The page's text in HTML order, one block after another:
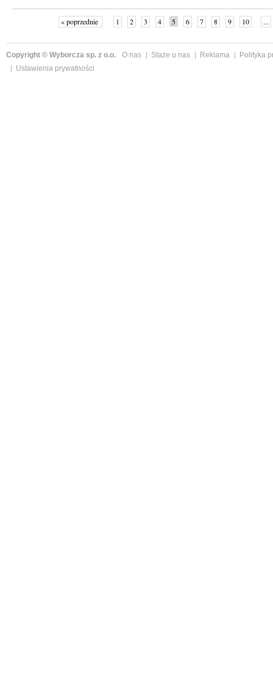
« poprzednie 1 2 3 4 5 6 7 8 9 10 ...
Copyright © Wyborcza sp. z o.o. O nas Staże u nas Reklama
Polityka
Ustawienia prywatności